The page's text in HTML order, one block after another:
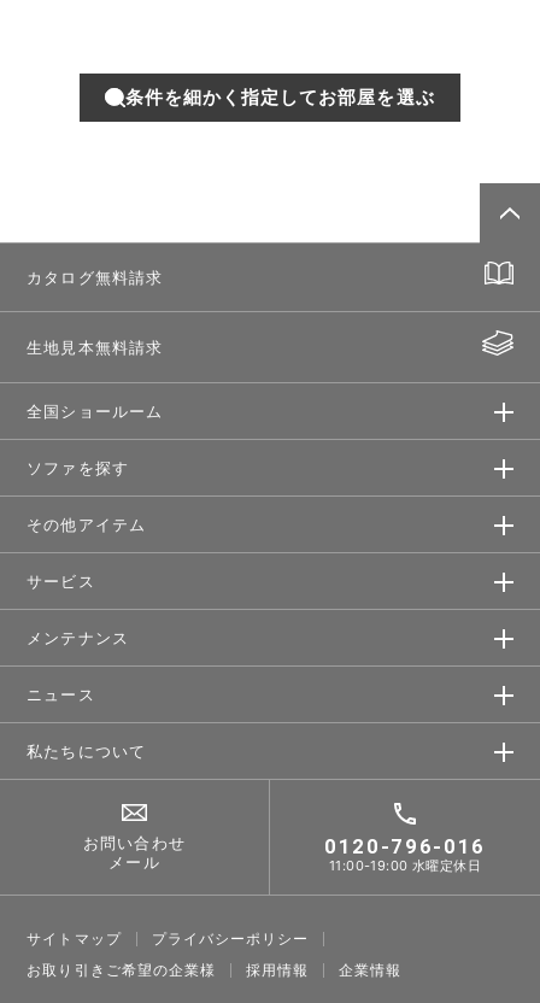
条件を細かく指定してお部屋を選ぶ
カタログ無料請求
生地見本無料請求
全国ショールーム
ソファを探す
その他アイテム
サービス
メンテナンス
ニュース
私たちについて
お問い合わせ
メール
0120-796-016
11:00-19:00 水曜定休日
サイトマップ
プライバシーポリシー
お取り引きご希望の企業様
採⽤情報 企業情報